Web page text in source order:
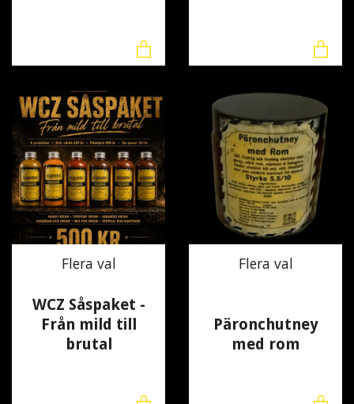
Flera val
WCZ Såspaket -
Från mild till
brutal
Flera val
Päronchutney
med rom